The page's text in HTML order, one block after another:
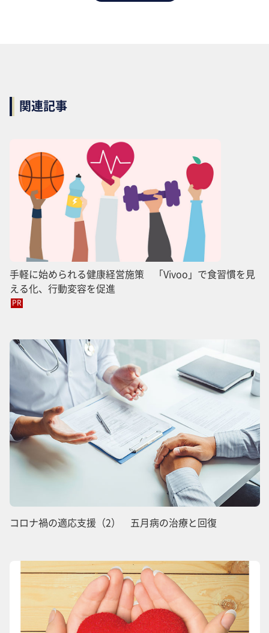
関連記事
手軽に始められる健康経営施策 「Vivoo」で食習慣を見
える化、行動変容を促進
PR
コロナ禍の適応支援（2） 五月病の治療と回復